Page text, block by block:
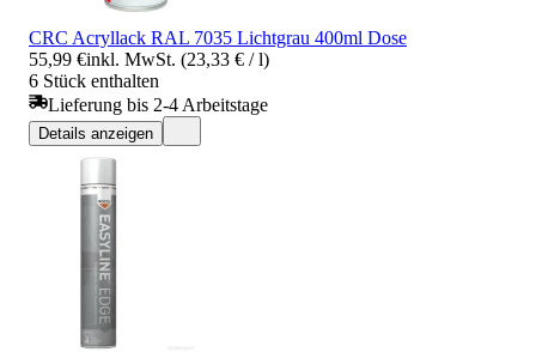
CRC Acryllack RAL 7035 Lichtgrau 400ml Dose
55,99 €inkl. MwSt. (23,33 € / l)
6 Stück enthalten
Lieferung bis 2-4 Arbeitstage
Details anzeigen